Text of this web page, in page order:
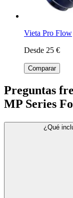
Vieta Pro Flow
Desde 25 €
Comparar
Preguntas
MP Series
¿Qué